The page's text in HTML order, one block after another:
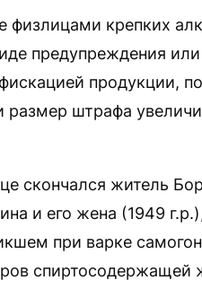
физлицами крепких
предупреждения
продукции,
штрафа
скончался житель
и его жена (1949
при варке
спиртосодержащей